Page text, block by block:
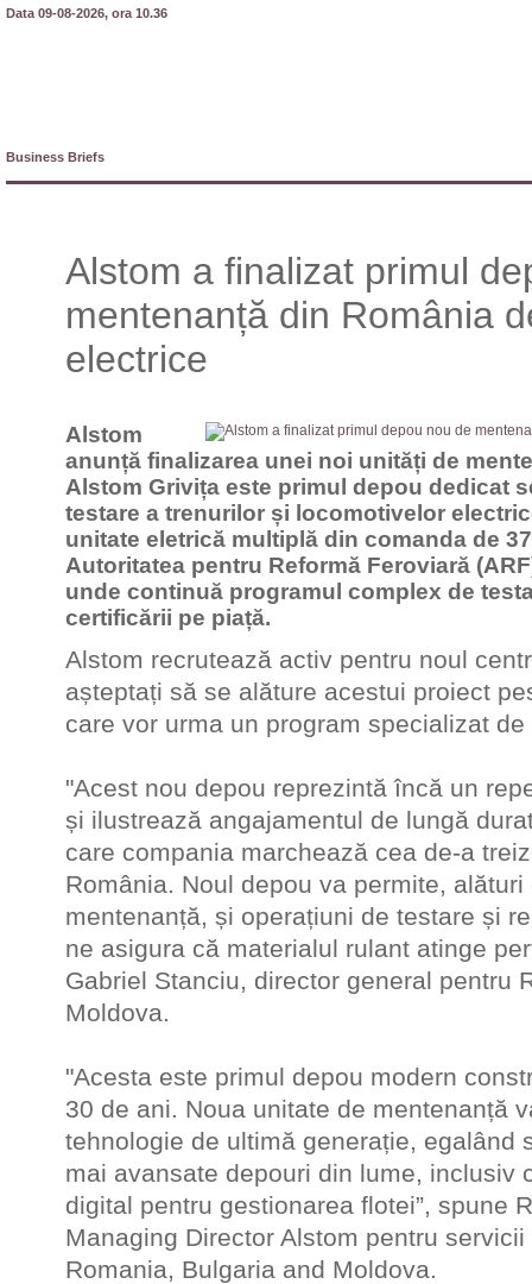
Data 09-08-2026, ora 10.36
Business Briefs
Alstom a finalizat primul
mentenanță din România
electrice
Alstom
anunță finalizarea unei noi unități de
Alstom Grivița este primul depou dedicat
testare a trenurilor și locomotivelor
unitate eletrică multiplă din comanda de
Autoritatea pentru Reformă Feroviară
unde continuă programul complex de
certificării pe piață.
Alstom recrutează activ pentru noul
așteptați să se alăture acestui proiect
care vor urma un program specializat
"Acest nou depou reprezintă încă un
și ilustrează angajamentul de lungă
care compania marchează cea de-a
România. Noul depou va permite,
mentenanță, și operațiuni de testare și
ne asigura că materialul rulant atinge
Gabriel Stanciu, director general pentru
Moldova.
"Acesta este primul depou modern
30 de ani. Noua unitate de mentenanță
tehnologie de ultimă generație, egalând
mai avansate depouri din lume, inclusiv
digital pentru gestionarea flotei”, spune
Managing Director Alstom pentru
Romania, Bulgaria and Moldova.